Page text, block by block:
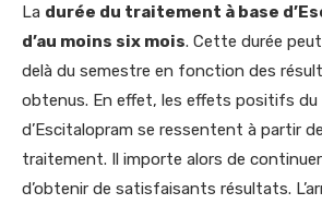
La durée du traitement à base
d’au moins six mois. Cette durée
delà du semestre en fonction des
obtenus. En effet, les effets positifs
d’Escitalopram se ressentent à partir
traitement. Il importe alors de
d’obtenir de satisfaisants résultats.